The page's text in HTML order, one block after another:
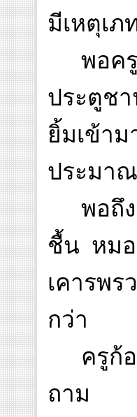
มีเหตุเ
พอค
ประตูชา
ยิ้มเข้าม
ประมา
พอถึ
ชื้น หมอ
เคารพ
กว่า
ครูก้
ถาม หม